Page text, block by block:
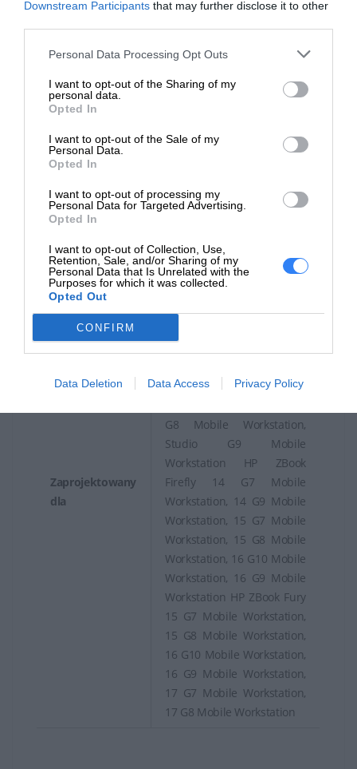
Downstream Participants that may further disclose it to other
Personal Data Processing Opt Outs
I want to opt-out of the Sharing of my
personal data.
Opted In
I want to opt-out of the Sale of my
Personal Data.
Opted In
I want to opt-out of processing my
Personal Data for Targeted Advertising.
Opted In
I want to opt-out of Collection, Use,
Retention, Sale, and/or Sharing of my
Personal Data that Is Unrelated with the
Purposes for which it was collected.
Opted Out
CONFIRM
Data Deletion Data Access Privacy Policy
Konfiguracja
zastępcza
Szczegóły
Obsługa i
wsparcie
serwisowa - części i
robocizna - 3 lata - u
NBD Wsparcie techniczne -
zdalny nadzór - 3 lata
Zaprojektowany
dla
HP ZBook Create G7
Notebook, Power G7 Mobile
Workstation, Studio G7
G8 Mobile Workstation,
Studio G9 Mobile
Workstation HP ZBook
Firefly 14 G7 Mobile
Workstation, 14 G9 Mobile
Workstation, 15 G7 Mobile
Workstation, 15 G8 Mobile
Workstation, 16 G10 Mobile
Workstation, 16 G9 Mobile
Workstation HP ZBook Fury
15 G7 Mobile Workstation,
15 G8 Mobile Workstation,
16 G10 Mobile Workstation,
16 G9 Mobile Workstation,
17 G7 Mobile Workstation,
17 G8 Mobile Workstation